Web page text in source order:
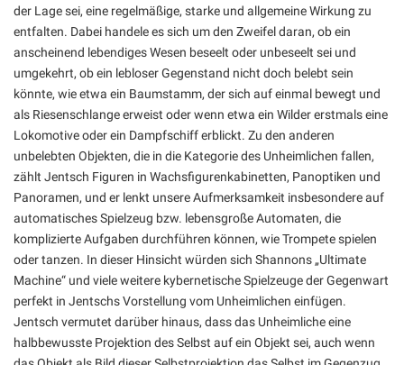
der Lage sei, eine regelmäßige, starke und allgemeine Wirkung zu
entfalten. Dabei handele es sich um den Zweifel daran, ob ein
anscheinend lebendiges Wesen beseelt oder unbeseelt sei und
umgekehrt, ob ein lebloser Gegenstand nicht doch belebt sein
könnte, wie etwa ein Baumstamm, der sich auf einmal bewegt und
als Riesenschlange erweist oder wenn etwa ein Wilder erstmals eine
Lokomotive oder ein Dampfschiff erblickt. Zu den anderen
unbelebten Objekten, die in die Kategorie des Unheimlichen fallen,
zählt Jentsch Figuren in Wachsfigurenkabinetten, Panoptiken und
Panoramen, und er lenkt unsere Aufmerksamkeit insbesondere auf
automatisches Spielzeug bzw. lebensgroße Automaten, die
komplizierte Aufgaben durchführen können, wie Trompete spielen
oder tanzen. In dieser Hinsicht würden sich Shannons „Ultimate
Machine“ und viele weitere kybernetische Spielzeuge der Gegenwart
perfekt in Jentschs Vorstellung vom Unheimlichen einfügen.
Jentsch vermutet darüber hinaus, dass das Unheimliche eine
halbbewusste Projektion des Selbst auf ein Objekt sei, auch wenn